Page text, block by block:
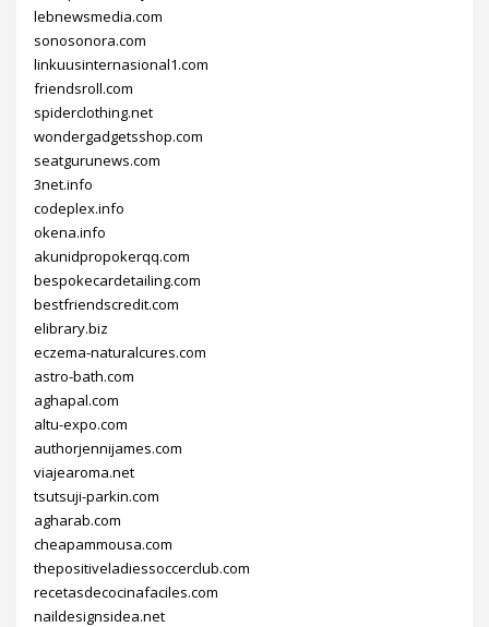
lebnewsmedia.com
sonosonora.com
linkuusinternasional1.com
friendsroll.com
spiderclothing.net
wondergadgetsshop.com
seatgurunews.com
3net.info
codeplex.info
okena.info
akunidpropokerqq.com
bespokecardetailing.com
bestfriendscredit.com
elibrary.biz
eczema-naturalcures.com
astro-bath.com
aghapal.com
altu-expo.com
authorjennijames.com
viajearoma.net
tsutsuji-parkin.com
agharab.com
cheapammousa.com
thepositiveladiessoccerclub.com
recetasdecocinafaciles.com
naildesignsidea.net